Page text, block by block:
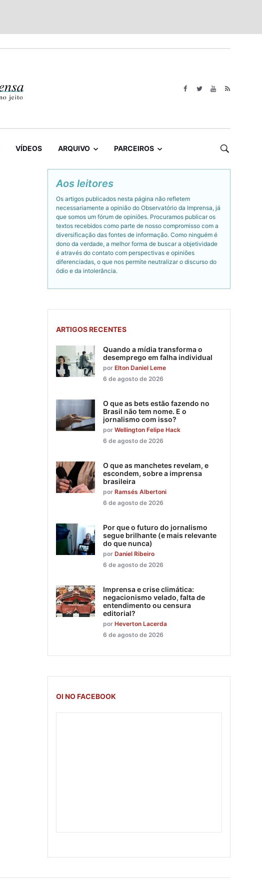
VÍDEOS ARQUIVO PARCEIROS
Aos leitores
Os artigos publicados nesta página não refletem
necessariamente a opinião do Observatório da Imprensa, já
que somos um fórum de opiniões. Procuramos publicar os
textos recebidos como parte de nosso compromisso com a
diversificação das fontes de informação. Como ninguém é
dono da verdade, a melhor forma de buscar a objetividade
é através do contato com perspectivas e opiniões
diferenciadas, o que nos permite neutralizar o discurso do
ódio e da intolerância.
ARTIGOS RECENTES
Quando a mídia transforma o
desemprego em falha individual
por Elton Daniel Leme
6 de agosto de 2026
O que as bets estão fazendo no
Brasil não tem nome. E o
jornalismo com isso?
por Wellington Felipe Hack
6 de agosto de 2026
O que as manchetes revelam, e
escondem, sobre a imprensa
brasileira
por Ramsés Albertoni
6 de agosto de 2026
Por que o futuro do jornalismo
segue brilhante (e mais relevante
do que nunca)
por Daniel Ribeiro
6 de agosto de 2026
Imprensa e crise climática:
negacionismo velado, falta de
entendimento ou censura
editorial?
por Heverton Lacerda
6 de agosto de 2026
OI NO FACEBOOK